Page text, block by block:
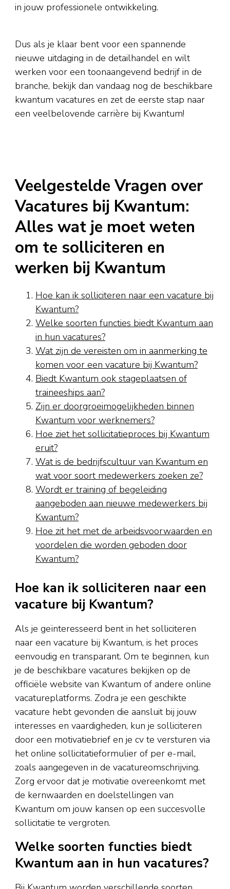
in jouw professionele ontwikkeling.
Dus als je klaar bent voor een spannende
nieuwe uitdaging in de detailhandel en wilt
werken voor een toonaangevend bedrijf in de
branche, bekijk dan vandaag nog de beschikbare
kwantum vacatures en zet de eerste stap naar
een veelbelovende carrière bij Kwantum!
Veelgestelde Vragen over
Vacatures bij Kwantum:
Alles wat je moet weten
om te solliciteren en
werken bij Kwantum
Hoe kan ik solliciteren naar een vacature bij
Kwantum?
Welke soorten functies biedt Kwantum aan
in hun vacatures?
Wat zijn de vereisten om in aanmerking te
komen voor een vacature bij Kwantum?
Biedt Kwantum ook stageplaatsen of
traineeships aan?
Zijn er doorgroeimogelijkheden binnen
Kwantum voor werknemers?
Hoe ziet het sollicitatieproces bij Kwantum
eruit?
Wat is de bedrijfscultuur van Kwantum en
wat voor soort medewerkers zoeken ze?
Wordt er training of begeleiding
aangeboden aan nieuwe medewerkers bij
Kwantum?
Hoe zit het met de arbeidsvoorwaarden en
voordelen die worden geboden door
Kwantum?
Hoe kan ik solliciteren naar een
vacature bij Kwantum?
Als je geïnteresseerd bent in het solliciteren
naar een vacature bij Kwantum, is het proces
eenvoudig en transparant. Om te beginnen, kun
je de beschikbare vacatures bekijken op de
officiële website van Kwantum of andere online
vacatureplatforms. Zodra je een geschikte
vacature hebt gevonden die aansluit bij jouw
interesses en vaardigheden, kun je solliciteren
door een motivatiebrief en je cv te versturen via
het online sollicitatieformulier of per e-mail,
zoals aangegeven in de vacatureomschrijving.
Zorg ervoor dat je motivatie overeenkomt met
de kernwaarden en doelstellingen van
Kwantum om jouw kansen op een succesvolle
sollicitatie te vergroten.
Welke soorten functies biedt
Kwantum aan in hun vacatures?